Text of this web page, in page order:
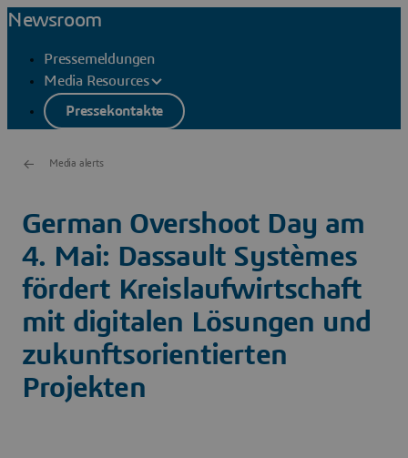
Newsroom
Pressemeldungen
Media Resources
Pressekontakte
Media alerts
German Overshoot Day am
4. Mai: Dassault Systèmes
fördert Kreislaufwirtschaft
mit digitalen Lösungen und
zukunftsorientierten
Projekten